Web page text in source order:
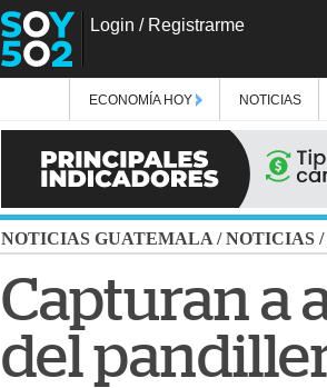
Login / Registrarme
ECONOMÍA HOY NOTICIAS
NOTICIAS GUATEMALA /NOTICIAS /
Capturan a
del